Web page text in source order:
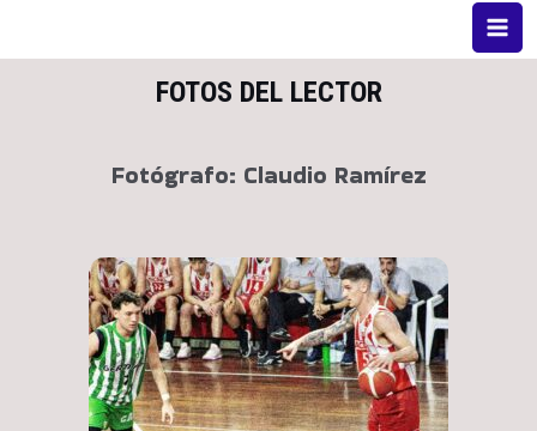
FOTOS DEL LECTOR
Fotógrafo: Claudio Ramírez